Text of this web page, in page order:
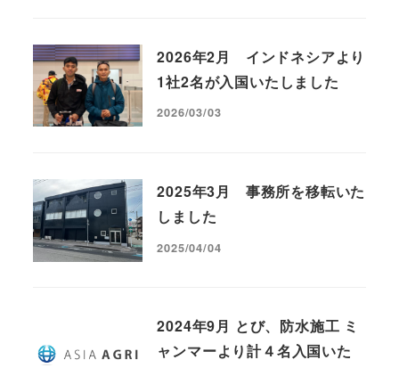
2026年2月 インドネシアより
1社2名が入国いたしました
2026/03/03
2025年3月 事務所を移転いた
しました
2025/04/04
2024年9月 とび、防水施工 ミ
ャンマーより計４名入国いた